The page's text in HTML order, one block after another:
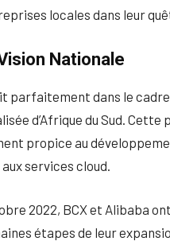
locales dans leur
Nationale
parfaitement dans le
d’Afrique du Sud. Cette
propice au
services cloud.
2022, BCX et Alibaba
étapes de leur